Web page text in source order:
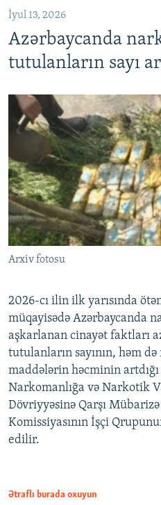
İyul 13, 2026
Azərbaycanda
tutulanların sayı
Arxiv fotosu
2026-cı ilin ilk yarısında
müqayisədə Azərbaycanda
aşkarlanan cinayət faktları
tutulanların sayının, həm
maddələrin həcminin
Narkomanlığa və Narkotik
Dövriyyəsinə Qarşı
Komissiyasının İşçi
edilir.
Ətraflı burada oxuyun